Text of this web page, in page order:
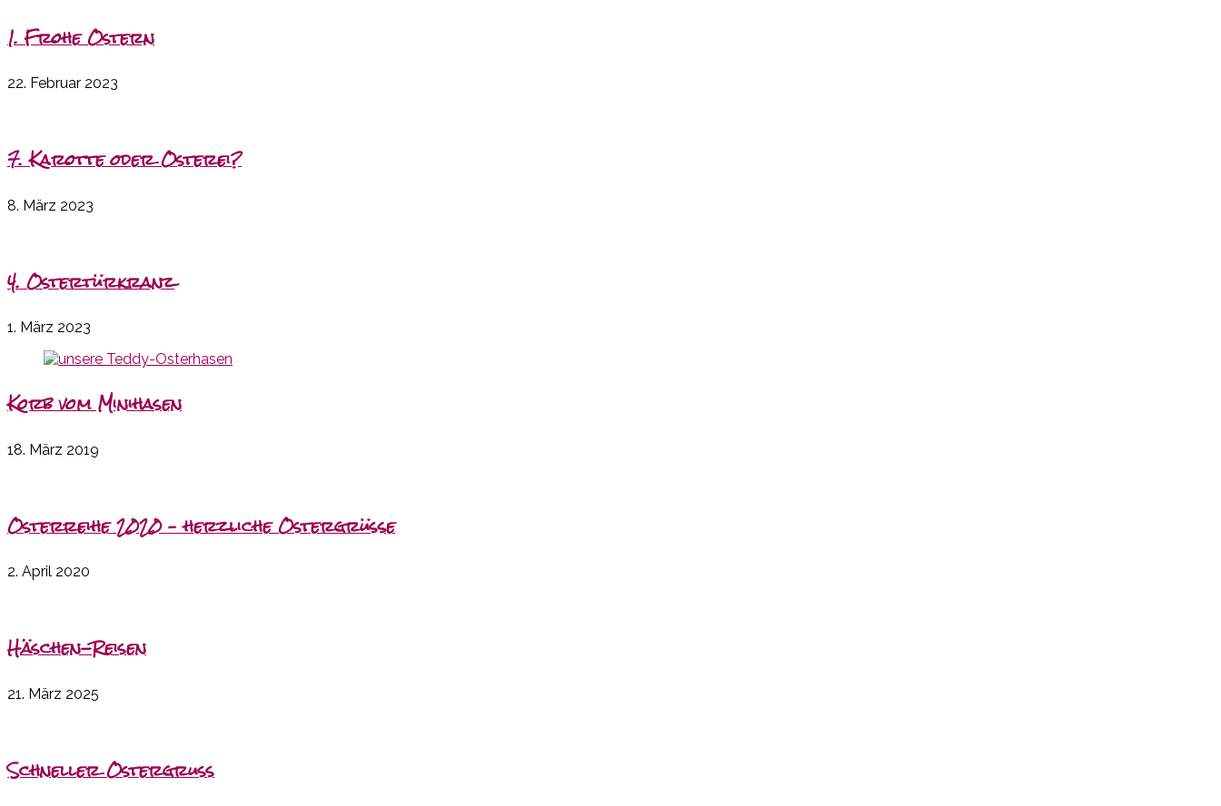
1. Frohe Ostern
22. Februar 2023
7. Karotte oder Osterei?
8. März 2023
4. Ostertürkranz
1. März 2023
Korb vom Minihasen
18. März 2019
Osterreihe 2020 – herzliche Ostergrüße
2. April 2020
Häschen-Reisen
21. März 2025
Schneller Ostergruss